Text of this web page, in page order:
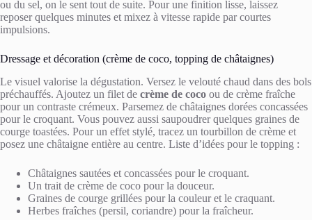
ou du sel, on le sent tout de suite. Pour une finition lisse, laissez
reposer quelques minutes et mixez à vitesse rapide par courtes
impulsions.
Dressage et décoration (crème de coco, topping de châtaignes)
Le visuel valorise la dégustation. Versez le velouté chaud dans des bols
préchauffés. Ajoutez un filet de crème de coco ou de crème fraîche
pour un contraste crémeux. Parsemez de châtaignes dorées concassées
pour le croquant. Vous pouvez aussi saupoudrer quelques graines de
courge toastées. Pour un effet stylé, tracez un tourbillon de crème et
posez une châtaigne entière au centre. Liste d’idées pour le topping :
Châtaignes sautées et concassées pour le croquant.
Un trait de crème de coco pour la douceur.
Graines de courge grillées pour la couleur et le craquant.
Herbes fraîches (persil, coriandre) pour la fraîcheur.